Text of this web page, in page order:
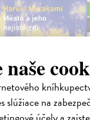
slúžiace na